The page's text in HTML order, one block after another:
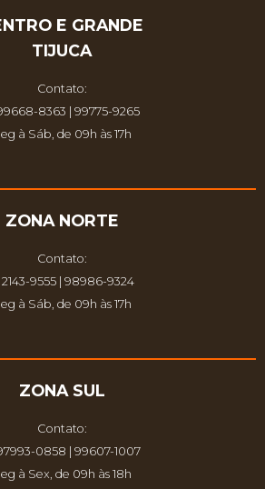
E GRANDE
TIJUCA
Contato:
8363 | 99775-9265
à Sáb, de 09h às 17h
ZONA NORTE
Contato:
2143-9555 | 98986-9324
à Sáb, de 09h às 17h
ZONA SUL
Contato:
0858 | 99607-1007
à Sex, de 09h às 18h